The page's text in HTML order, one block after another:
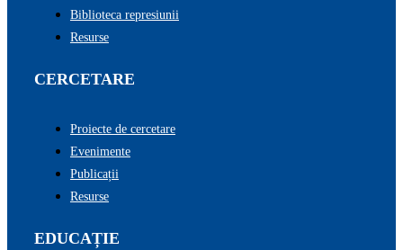
Biblioteca represiunii
Resurse
CERCETARE
Proiecte de cercetare
Evenimente
Publicații
Resurse
EDUCAȚIE